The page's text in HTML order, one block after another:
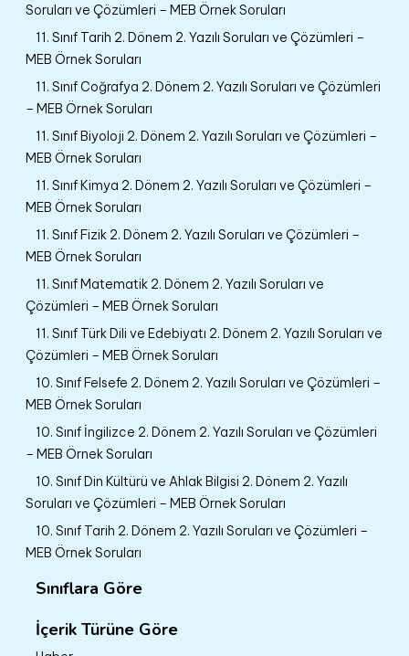
Soruları ve Çözümleri – MEB Örnek Soruları
11. Sınıf Tarih 2. Dönem 2. Yazılı Soruları ve Çözümleri –
MEB Örnek Soruları
11. Sınıf Coğrafya 2. Dönem 2. Yazılı Soruları ve Çözümleri
– MEB Örnek Soruları
11. Sınıf Biyoloji 2. Dönem 2. Yazılı Soruları ve Çözümleri –
MEB Örnek Soruları
11. Sınıf Kimya 2. Dönem 2. Yazılı Soruları ve Çözümleri –
MEB Örnek Soruları
11. Sınıf Fizik 2. Dönem 2. Yazılı Soruları ve Çözümleri –
MEB Örnek Soruları
11. Sınıf Matematik 2. Dönem 2. Yazılı Soruları ve
Çözümleri – MEB Örnek Soruları
11. Sınıf Türk Dili ve Edebiyatı 2. Dönem 2. Yazılı Soruları ve
Çözümleri – MEB Örnek Soruları
10. Sınıf Felsefe 2. Dönem 2. Yazılı Soruları ve Çözümleri –
MEB Örnek Soruları
10. Sınıf İngilizce 2. Dönem 2. Yazılı Soruları ve Çözümleri
– MEB Örnek Soruları
10. Sınıf Din Kültürü ve Ahlak Bilgisi 2. Dönem 2. Yazılı
Soruları ve Çözümleri – MEB Örnek Soruları
10. Sınıf Tarih 2. Dönem 2. Yazılı Soruları ve Çözümleri –
MEB Örnek Soruları
Sınıflara Göre
İçerik Türüne Göre